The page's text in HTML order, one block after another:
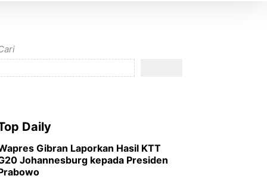
Daily
Gibran Laporkan Hasil KTT
Johannesburg kepada Presiden